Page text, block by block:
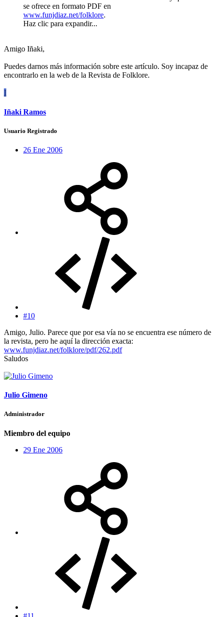
se ofrece en formato PDF en
www.funjdiaz.net/folklore.
Haz clic para expandir...
Amigo Iñaki,
Puedes darnos más información sobre este artículo. Soy incapaz de
encontrarlo en la web de la Revista de Folklore.
I
Iñaki Ramos
Usuario Registrado
26 Ene 2006
#10
Amigo, Julio. Parece que por esa vía no se encuentra ese número de
la revista, pero he aquí la dirección exacta:
www.funjdiaz.net/folklore/pdf/262.pdf
Saludos
Julio Gimeno
Administrador
Miembro del equipo
29 Ene 2006